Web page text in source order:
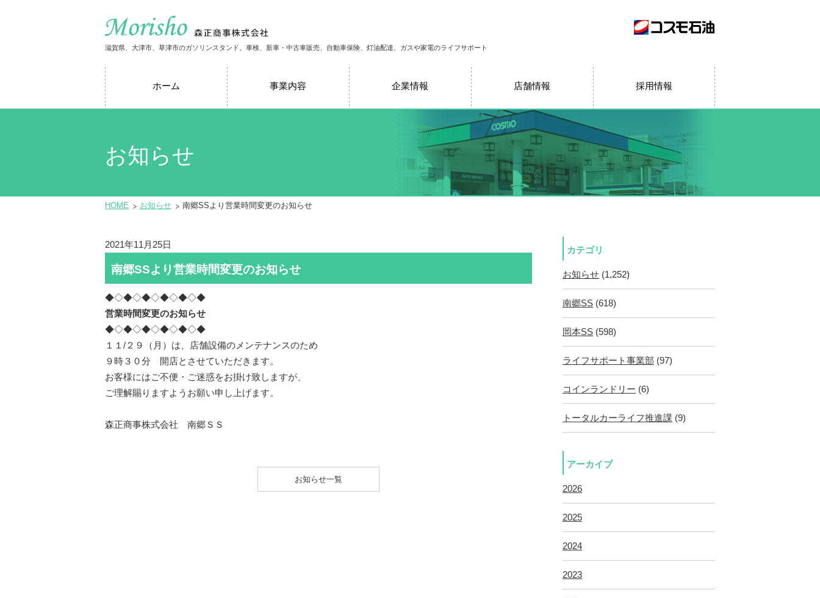
滋賀県、大津市、草津市のガソリンスタンド。車検、新車・中古車販売、自動車保険、灯油配達、ガスや家電のライフサポート
ホーム 事業内容 企業情報 店舗情報 採用情報
お知らせ
HOME お知らせ 南郷SSより営業時間変更のお知らせ
2021年11月25日
南郷SSより営業時間変更のお知らせ
◆◇◆◇◆◇◆◇◆◇◆
営業時間変更のお知らせ
◆◇◆◇◆◇◆◇◆◇◆
１１/２９（月）は、店舗設備のメンテナンスのため
９時３０分 開店とさせていただきます。
お客様にはご不便・ご迷惑をお掛け致しますが、
ご理解賜りますようお願い申し上げます。
森正商事株式会社 南郷ＳＳ
お知らせ一覧
カテゴリ
お知らせ (1,252)
南郷SS (618)
岡本SS (598)
ライフサポート事業部 (97)
コインランドリー (6)
トータルカーライフ推進課 (9)
アーカイブ
2026
2025
2024
2023